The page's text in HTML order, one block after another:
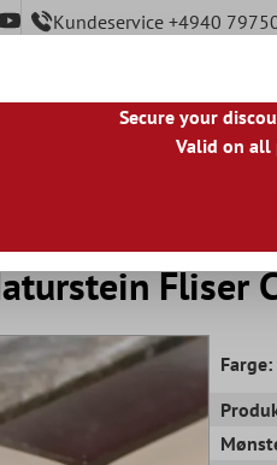
Kundeservice +4940
|PT| FI|GR
Fliser
Farge:
Secure your
Valid on all